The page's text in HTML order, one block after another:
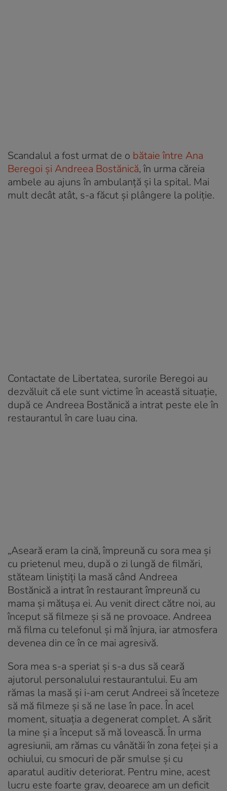
Scandalul a fost urmat de o bătaie între Ana
Beregoi și Andreea Bostănică, în urma căreia
ambele au ajuns în ambulanță și la spital. Mai
mult decât atât, s-a făcut și plângere la poliție.
Contactate de Libertatea, surorile Beregoi au
dezvăluit că ele sunt victime în această situație,
după ce Andreea Bostănică a intrat peste ele în
restaurantul în care luau cina.
„Aseară eram la cină, împreună cu sora mea și
cu prietenul meu, după o zi lungă de filmări,
stăteam liniștiți la masă când Andreea
Bostănică a intrat în restaurant împreună cu
mama și mătușa ei. Au venit direct către noi, au
început să filmeze și să ne provoace. Andreea
mă filma cu telefonul și mă înjura, iar atmosfera
devenea din ce în ce mai agresivă.
Sora mea s-a speriat și s-a dus să ceară
ajutorul personalului restaurantului. Eu am
rămas la masă și i-am cerut Andreei să înceteze
să mă filmeze și să ne lase în pace. În acel
moment, situația a degenerat complet. A sărit
la mine și a început să mă lovească. În urma
agresiunii, am rămas cu vânătăi în zona feței și a
ochiului, cu smocuri de păr smulse și cu
aparatul auditiv deteriorat. Pentru mine, acest
lucru este foarte grav, deoarece am un deficit